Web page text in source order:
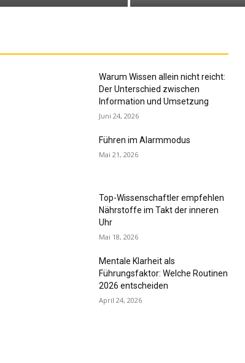
Warum Wissen allein nicht reicht:
Der Unterschied zwischen
Information und Umsetzung
Juni 24, 2026
Führen im Alarmmodus
Mai 21, 2026
Top-Wissenschaftler empfehlen
Nährstoffe im Takt der inneren
Uhr
Mai 18, 2026
Mentale Klarheit als
Führungsfaktor: Welche Routinen
2026 entscheiden
April 24, 2026